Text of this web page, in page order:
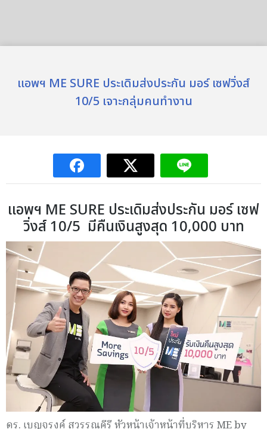
แอพฯ ME SURE ประเดิมส่งประกัน มอร์ เซฟวิ่งส์
10/5 เจาะกลุ่มคนทำงาน
แอพฯ ME SURE ประเดิมส่งประกัน มอร์ เซฟ
วิ่งส์ 10/5 มีคืนเงินสูงสุด 10,000 บาท
ดร. เบญจรงค์ สุวรรณคีรี หัวหน้าเจ้าหน้าที่บริหาร ME by